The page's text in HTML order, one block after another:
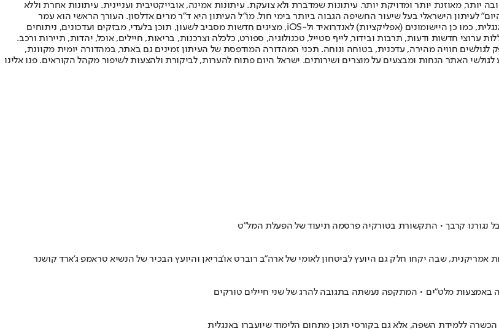
יותר, מאוזנת יותר ומדויקת יותר. עיתונות שמדברת ולא צועקת. עיתונות אמינה, אובייקטיבית ועניינית. עיתונות אחרת וללא
הראשונה פורסמה ב-30 ביולי 2007, וב-2010 הפך "ישראל היום" לעיתון הישראלי בעל שיעור החשיפה הגבוה ביותר בימי חול. מו"ל העיתון היא ד"ר מרים אדלסון. העורך הראשי הוא עמר
לחמנוביץ, והעורך המייסד הוא עמוס רגב. אתרי האינטרנט של "ישראל היום" בעברית ובאנגלית, כמו כן היישומונים (אפליקציות) לאנדרואיד ול-iOS, מציגים חדשות מסביב לשעון, תוכן בלעדי, מבזקים ועדכונים, ניתוחים
ערוצי חדשות ודעות, תרבות ובידור, לייף סטייל, טכנולוגיה, ספורט, כלכלה וצרכנות, בריאות, חיילים, אוכל, יהדות, תיירות ורכב.
לגולשים חוויה מהירה, עדכנית, בטוחה ונוחה. תכני המהדורה המודפסת של העיתון זמינים גם באתר, במהדורה יומית מקוונת,
האתר הנחות ומבצעים על מוצרים ושירותים. ישראל היום פתוח להערות, לביקורת ולהצעות לשיפור מקהל הקוראים. פנו אלינו
נגורנו קרבך • התקשורת בטורקיה פרסמה תיעוד של הפעלת המל"ט
שבה יקחו חלק גם היועץ לביטחון לאומי של ארה"ב רוברט או'בריאן והיועץ הבכיר של הנשיא טראמפ ג'ארד קושנר
מלט"ים • המתקפה נעשתה בתגובה להרג של שני חיילים טורקים
ללמידת השפה, אלא גם בקורסי תוכן מתחום הלימוד שיועברו באנגלית